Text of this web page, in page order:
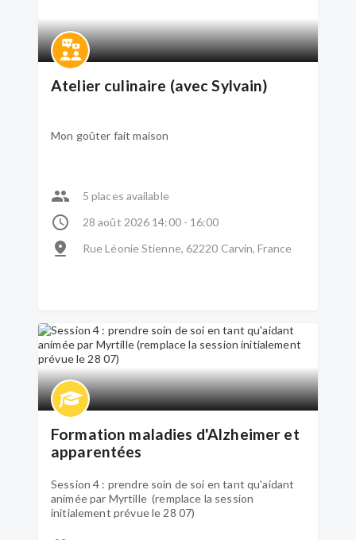
Atelier culinaire (avec Sylvain)
Mon goûter fait maison
5 places available
28 août 2026 14:00 - 16:00
Rue Léonie Stienne, 62220 Carvin, France
Formation maladies d'Alzheimer et
apparentées
Session 4 : prendre soin de soi en tant qu'aidant
animée par Myrtille (remplace la session
initialement prévue le 28 07)